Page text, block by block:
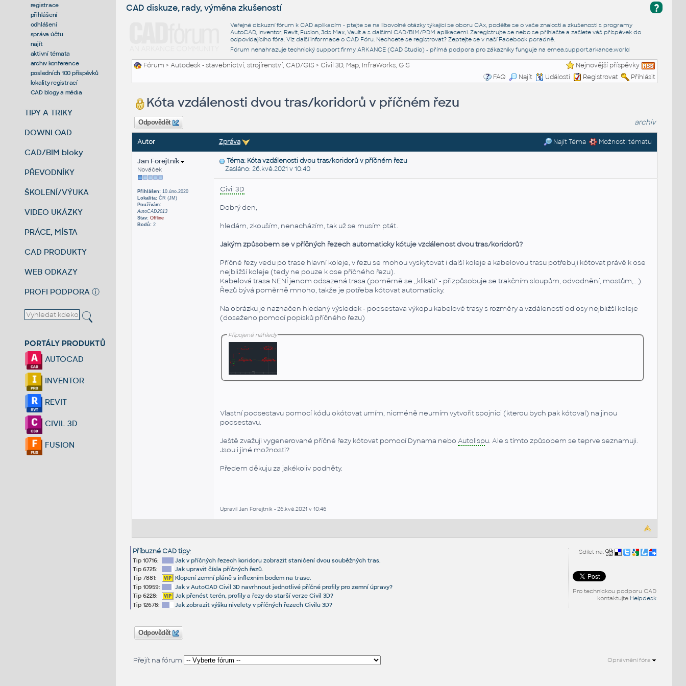
registrace
přihlášení
odhlášení
správa účtu
najít
aktivní témata
archiv konference
posledních 100 příspěvků
lokality registrací
CAD blogy a média
TIPY A TRIKY
DOWNLOAD
CAD/BIM bloky
PŘEVODNÍKY
ŠKOLENÍ/VÝUKA
VIDEO UKÁZKY
PRÁCE, MÍSTA
CAD PRODUKTY
WEB ODKAZY
PROFI PODPORA ⓘ
PORTÁLY PRODUKTŮ
AUTOCAD
INVENTOR
REVIT
CIVIL 3D
FUSION
?
CAD diskuze, rady, výměna zkušeností
Veřejné diskuzní fórum k CAD aplikacím - ptejte se na libovolné otázky týkající se oboru CAx, podělte se o vaše znalosti a zkušenosti s programy
AutoCAD, Inventor, Revit, Fusion, 3ds Max, Vault a s dalšími CAD/BIM/PDM aplikacemi. Zaregistrujte se nebo se přihlašte a zašlete váš příspěvek do
odpovídajícího fóra. Viz další informace o CAD Fóru. Nechcete se registrovat? Zeptejte se v naší Facebook poradně.
Fórum nenahrazuje technický support firmy ARKANCE (CAD Studio) - přímá podpora pro zákazníky funguje na emea.support.arkance.world
Fórum >Autodesk - stavebnictví, strojírenství, CAD/GIS> Civil 3D, Map, InfraWorks, GIS
Nejnovější příspěvky
FAQ
Najít Události Registrovat Přihlásit
Kóta vzdálenosti dvou tras/koridorů v příčném řezu
Odpovědět archiv
Autor Zpráva Najít Téma Možnosti tématu
Jan Forejtník
Nováček
Přihlášen:10.úno.2020
Lokalita:ČR (JM)
Používám:
AutoCAD2013
Stav: Offline
Bodů:2
Téma: Kóta vzdálenosti dvou tras/koridorů v příčném řezu
Zasláno: 26.kvě.2021 v 10:40
Civil 3D
Dobrý den,
hledám, zkouším, nenacházím, tak už se musím ptát.
Jakým způsobem se v příčných řezech automaticky kótuje vzdálenost dvou tras/koridorů?
Příčné řezy vedu po trase hlavní koleje, v řezu se mohou vyskytovat i další koleje a kabelovou trasu potřebuji kótovat právě k ose
nejbližší koleje (tedy ne pouze k ose příčného řezu).
Kabelová trasa NENÍ jenom odsazená trasa (poměrně se ,,klikatí" - přizpůsobuje se trakčním sloupům, odvodnění, mostům,...).
Řezů bývá poměrně mnoho, takže je potřeba kótovat automaticky.
Na obrázku je naznačen hledaný výsledek - podsestava výkopu kabelové trasy s rozměry a vzdáleností od osy nejbližší koleje
(dosaženo pomocí popisků příčného řezu)
Připojené náhledy
Vlastní podsestavu pomocí kódu okótovat umím, nicméně neumím vytvořit spojnici (kterou bych pak kótoval) na jinou
podsestavu.
Ještě zvažuji vygenerované příčné řezy kótovat pomocí Dynama nebo Autolispu. Ale s tímto způsobem se teprve seznamuji.
Jsou i jiné možnosti?
Předem děkuju za jakékoliv podněty.
Upravil Jan Forejtník - 26.kvě.2021 v 10:46
Sdílet na:
Pro technickou podporu CAD
kontaktujte Helpdesk
Příbuzné CAD tipy:
Tip 10716:
Jak v příčných řezech koridoru zobrazit staničení dvou souběžných tras.
Tip 6725:
Jak upravit čísla příčných řezů.
Tip 7881:
Klopení zemní pláně s inflexním bodem na trase.
Tip 10959:
Jak v AutoCAD Civil 3D navrhnout jednotlivé příčné profily pro zemní úpravy?
Tip 6228:
Jak přenést terén, profily a řezy do starší verze Civil 3D?
Tip 12678:
Jak zobrazit výšku nivelety v příčných řezech Civilu 3D?
Odpovědět
Přejít na fórum Oprávnění fóra